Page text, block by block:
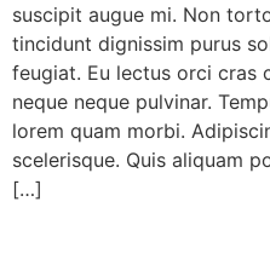
suscipit augue mi. Non
tincidunt dignissim purus
feugiat. Eu lectus orci cras
neque neque pulvinar.
lorem quam morbi.
scelerisque. Quis aliquam
[…]